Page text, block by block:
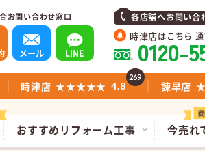
お問い合わせ窓口
メール LINE
各店舗へお問い
時津店はこちら
0120-
今売れ
おすすめリフォーム工事
時津店 ★★★★★ 4.8
269
諫早店